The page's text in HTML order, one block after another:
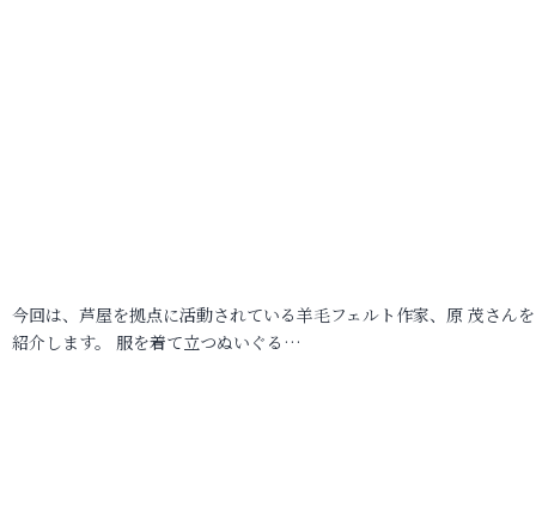
今回は、芦屋を拠点に活動されている羊毛フェルト作家、原 茂さん
紹介します。 服を着て立つぬいぐる…